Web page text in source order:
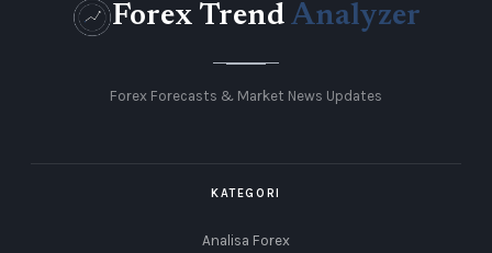
Forex Trend Analyzer
Forex Forecasts & Market News Updates
KATEGORI
Analisa Forex